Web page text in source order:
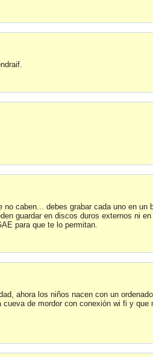
no caben... debes grabar cada uno en un
guardar en discos duros externos ni
para que te lo permitan.
ahora los niños nacen con un
cueva de mordor con conexión wi fi y